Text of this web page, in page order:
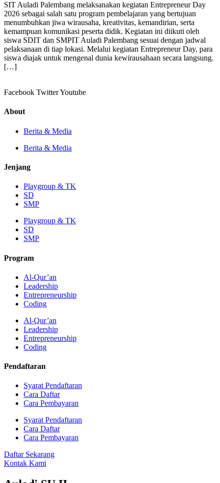
SIT Auladi Palembang melaksanakan kegiatan Entrepreneur Day
2026 sebagai salah satu program pembelajaran yang bertujuan
menumbuhkan jiwa wirausaha, kreativitas, kemandirian, serta
kemampuan komunikasi peserta didik. Kegiatan ini diikuti oleh
siswa SDIT dan SMPIT Auladi Palembang sesuai dengan jadwal
pelaksanaan di tiap lokasi. Melalui kegiatan Entrepreneur Day, para
siswa diajak untuk mengenal dunia kewirausahaan secara langsung.
[…]
Facebook TwitterYoutube
About
Berita & Media
Berita & Media
Jenjang
Playgroup & TK
SD
SMP
Playgroup & TK
SD
SMP
Program
Al-Qur’an
Leadership
Entrepreneurship
Coding
Al-Qur’an
Leadership
Entrepreneurship
Coding
Pendaftaran
Syarat Pendaftaran
Cara Daftar
Cara Pembayaran
Syarat Pendaftaran
Cara Daftar
Cara Pembayaran
Daftar Sekarang
Kontak Kami